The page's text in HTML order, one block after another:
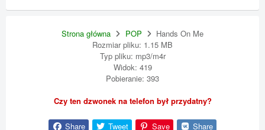
Strona główna POP
Hands On Me
Rozmiar pliku: 1.15 MB
Typ pliku: mp3/m4r
Widok: 419
Pobieranie: 393
Czy ten dzwonek na telefon był przydatny?
Share Tweet Save Share